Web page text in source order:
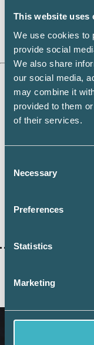
This website uses
We use cookies to
provide social
We also share
our social media,
may combine it
provided to them
of their services.
Selection
Necessary
Preferences
Statistics
Marketing
man använder.
investeringar,
alltid i senaste
Dela:
SRF DAGARNA
AKTUELLA